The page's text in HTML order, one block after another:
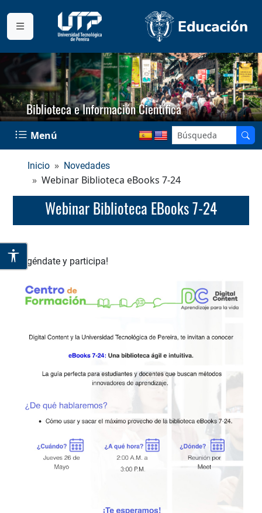
Biblioteca e Información Científica
Menú
Inicio Novedades
Webinar Biblioteca eBooks 7-24
Webinar Biblioteca EBooks 7-24
¡Agéndate y participa!